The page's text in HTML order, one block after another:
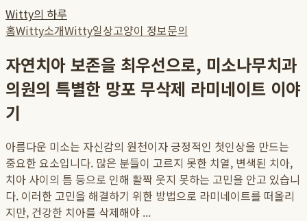
Witty의 하루
홈Witty소개Witty일상고양이 정보문의
자연치아 보존을 최우선으로, 미소나무치과
의원의 특별한 망포 무삭제 라미네이트 이야
기
아름다운 미소는 자신감의 원천이자 긍정적인 첫인상을 만드는
중요한 요소입니다. 많은 분들이 고르지 못한 치열, 변색된 치아,
치아 사이의 틈 등으로 인해 활짝 웃지 못하는 고민을 안고 있습니
다. 이러한 고민을 해결하기 위한 방법으로 라미네이트를 떠올리
지만, 건강한 치아를 삭제해야 ...